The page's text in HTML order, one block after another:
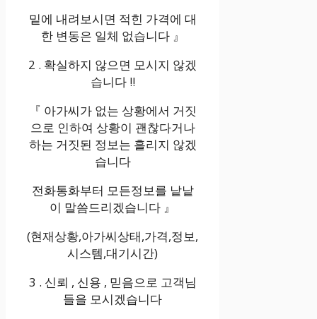
밑에 내려보시면 적힌 가격에 대
한 변동은 일체 없습니다 』
2 . 확실하지 않으면 모시지 않겠
습니다 !!
『 아가씨가 없는 상황에서 거짓
으로 인하여 상황이 괜찮다거나
하는 거짓된 정보는 흘리지 않겠
습니다
전화통화부터 모든정보를 낱낱
이 말씀드리겠습니다 』
(현재상황,아가씨상태,가격,정보,
시스템,대기시간)
3 . 신뢰 , 신용 , 믿음으로 고객님
들을 모시겠습니다